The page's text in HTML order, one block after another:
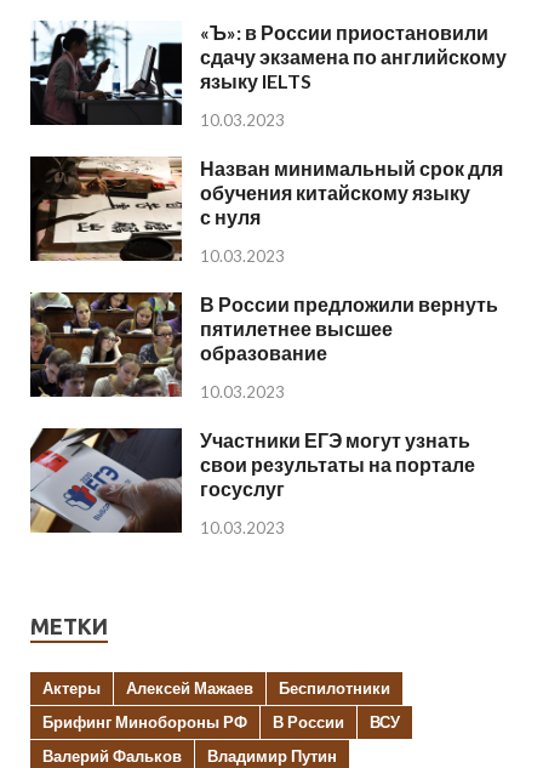
«Ъ»: в России приостановили
сдачу экзамена по английскому
языку IELTS
10.03.2023
Назван минимальный срок для
обучения китайскому языку
с нуля
10.03.2023
В России предложили вернуть
пятилетнее высшее
образование
10.03.2023
Участники ЕГЭ могут узнать
свои результаты на портале
госуслуг
10.03.2023
МЕТКИ
Актеры Алексей Мажаев
Беспилотники
Брифинг Минобороны РФ
В России
ВСУ
Валерий Фальков
Владимир Путин